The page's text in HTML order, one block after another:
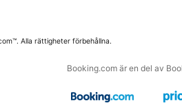
Alla rättigheter förbehållna.
Booking.com är en del av